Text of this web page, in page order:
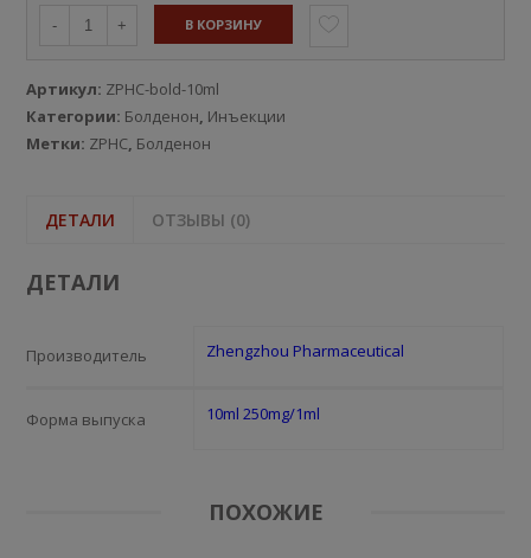
- + В КОРЗИНУ
Артикул: ZPHC-bold-10ml
Категории: Болденон, Инъекции
Метки: ZPHC, Болденон
ДЕТАЛИ ОТЗЫВЫ (0)
ДЕТАЛИ
Производитель Zhengzhou Pharmaceutical
Форма выпуска 10ml 250mg/1ml
ПОХОЖИЕ